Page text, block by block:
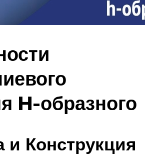
H-образного
Конструкция